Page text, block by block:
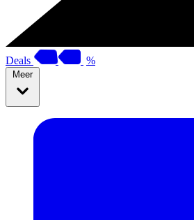
Deals %
Meer